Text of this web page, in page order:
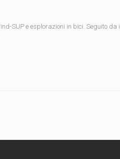
SUP e esplorazioni in bici. Seguito